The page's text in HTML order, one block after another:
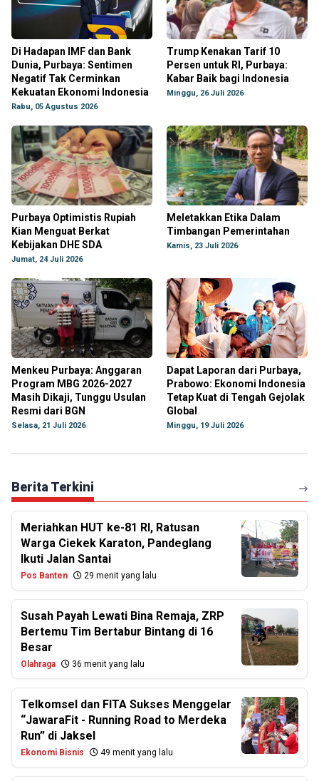
Di Hadapan IMF dan Bank
Dunia, Purbaya: Sentimen
Negatif Tak Cerminkan
Kekuatan Ekonomi Indonesia
Rabu, 05 Agustus 2026
Trump Kenakan Tarif 10
Persen untuk RI, Purbaya:
Kabar Baik bagi Indonesia
Minggu, 26 Juli 2026
Purbaya Optimistis Rupiah
Kian Menguat Berkat
Kebijakan DHE SDA
Jumat, 24 Juli 2026
Meletakkan Etika Dalam
Timbangan Pemerintahan
Kamis, 23 Juli 2026
Menkeu Purbaya: Anggaran
Program MBG 2026-2027
Masih Dikaji, Tunggu Usulan
Resmi dari BGN
Selasa, 21 Juli 2026
Dapat Laporan dari Purbaya,
Prabowo: Ekonomi Indonesia
Tetap Kuat di Tengah Gejolak
Global
Minggu, 19 Juli 2026
Berita Terkini
Meriahkan HUT ke-81 RI, Ratusan
Warga Ciekek Karaton, Pandeglang
Ikuti Jalan Santai
Pos Banten 29 menit yang lalu
Susah Payah Lewati Bina Remaja, ZRP
Bertemu Tim Bertabur Bintang di 16
Besar
Olahraga 36 menit yang lalu
Telkomsel dan FITA Sukses Menggelar
“JawaraFit - Running Road to Merdeka
Run” di Jaksel
Ekonomi Bisnis 49 menit yang lalu